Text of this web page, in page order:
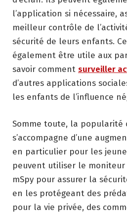
l’application si nécessaire,
meilleur contrôle de
sécurité de leurs enfants.
également être utile aux
savoir comment surveiller
d’autres applications
les enfants de l’influence
Somme toute, la popularité
s’accompagne d’une
en particulier pour les
peuvent utiliser le moniteur
mSpy pour assurer la
en les protégeant des
pour la vie privée, des